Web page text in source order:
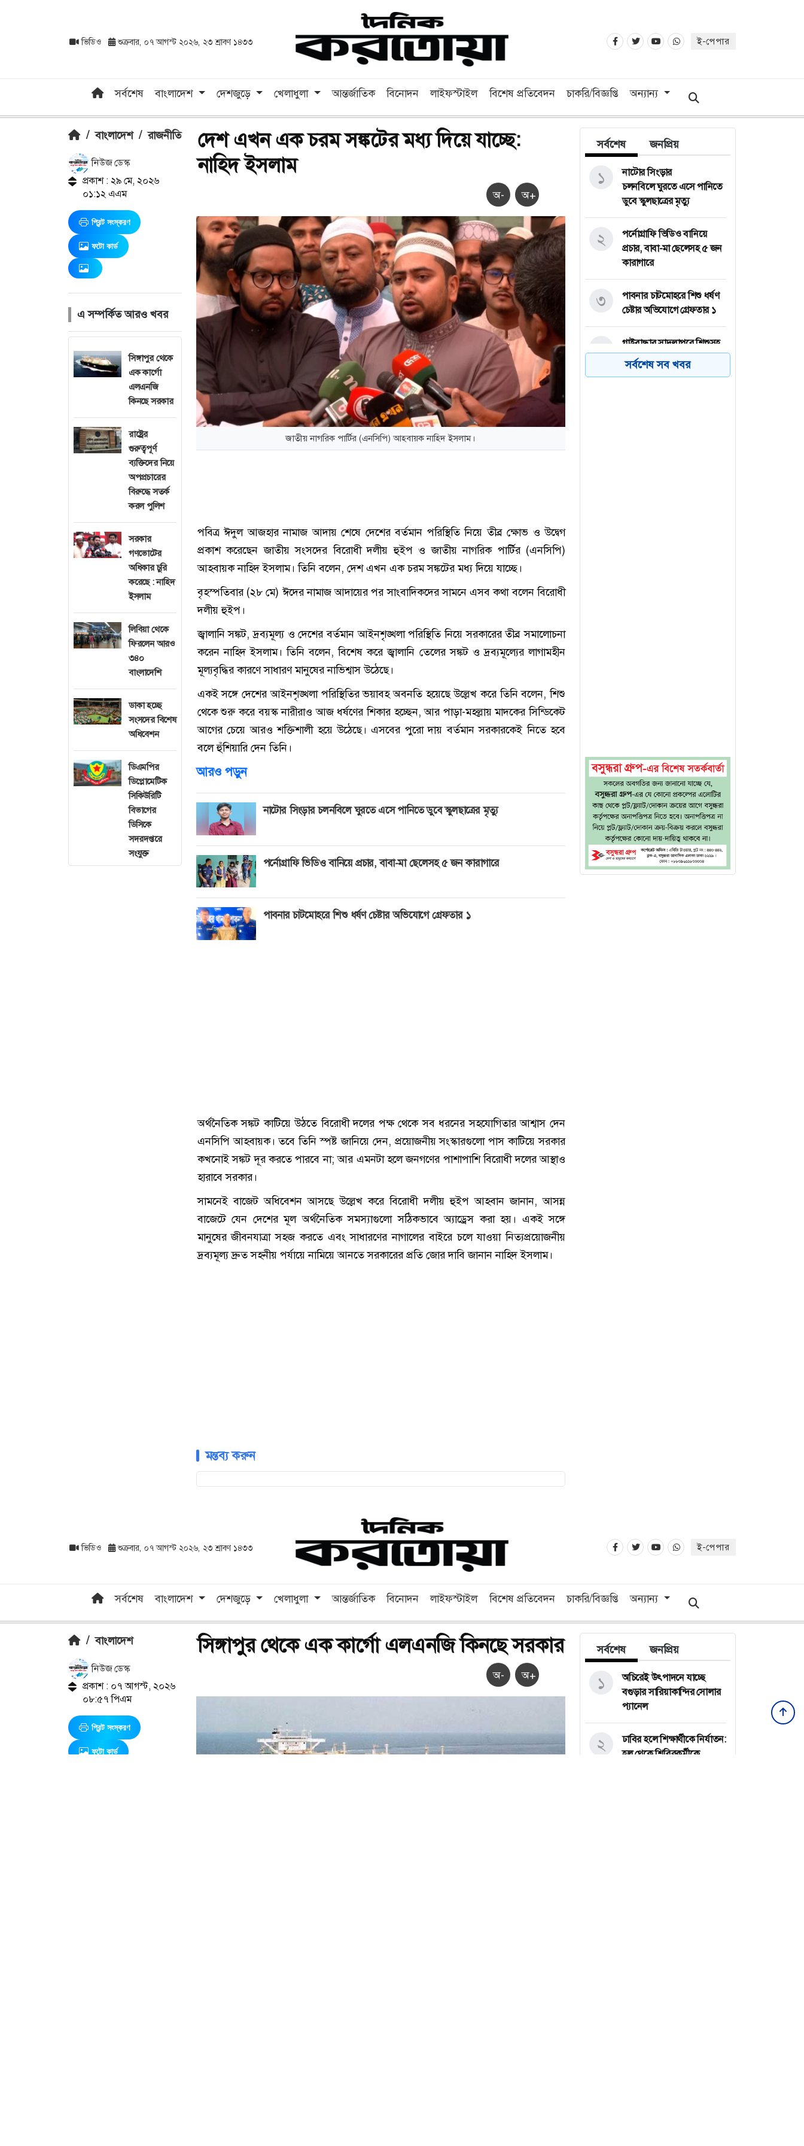
ভিডিও শুক্রবার, ০৭ আগস্ট ২০২৬, ২৩ শ্রাবণ ১৪৩৩ ই-পেপার
সর্বশেষ বাংলাদেশ দেশজুড়ে খেলাধুলা আন্তর্জাতিক বিনোদন লাইফস্টাইল বিশেষ প্রতিবেদন চাকরি/বিজ্ঞপ্তি অন্যান্য
/ বাংলাদেশ / রাজনীতি
নিউজ ডেস্ক
প্রকাশ : ২৯ মে, ২০২৬
০১:১২ এএম
প্রিন্ট সংস্করণ
ফটো কার্ড
এ সম্পর্কিত আরও খবর
সিঙ্গাপুর থেকে
এক কার্গো
এলএনজি
কিনছে সরকার
রাষ্ট্রের
গুরুত্বপূর্ণ
ব্যক্তিদের নিয়ে
অপপ্রচারের
বিরুদ্ধে সতর্ক
করল পুলিশ
সরকার
গণভোটের
অধিকার চুরি
করেছে : নাহিদ
ইসলাম
লিবিয়া থেকে
ফিরলেন আরও
৩৪০
বাংলাদেশি
ডাকা হচ্ছে
সংসদের বিশেষ
অধিবেশন
ডিএমপির
ডিপ্লোমেটিক
সিকিউরিটি
বিভাগের
ডিসিকে
সদরদপ্তরে
সংযুক্ত
দেশ এখন এক চরম সঙ্কটের মধ্য দিয়ে যাচ্ছে:
নাহিদ ইসলাম
অ- অ+
জাতীয় নাগরিক পার্টির (এনসিপি) আহবায়ক নাহিদ ইসলাম।
পবিত্র ঈদুল আজহার নামাজ আদায় শেষে দেশের বর্তমান পরিস্থিতি নিয়ে তীব্র ক্ষোভ ও উদ্বেগ
প্রকাশ করেছেন জাতীয় সংসদের বিরোধী দলীয় হুইপ ও জাতীয় নাগরিক পার্টির (এনসিপি)
আহবায়ক নাহিদ ইসলাম। তিনি বলেন, দেশ এখন এক চরম সঙ্কটের মধ্য দিয়ে যাচ্ছে।
বৃহস্পতিবার (২৮ মে) ঈদের নামাজ আদায়ের পর সাংবাদিকদের সামনে এসব কথা বলেন বিরোধী
দলীয় হুইপ।
জ্বালানি সঙ্কট, দ্রব্যমূল্য ও দেশের বর্তমান আইনশৃঙ্খলা পরিস্থিতি নিয়ে সরকারের তীব্র সমালোচনা
করেন নাহিদ ইসলাম। তিনি বলেন, বিশেষ করে জ্বালানি তেলের সঙ্কট ও দ্রব্যমূল্যের লাগামহীন
মূল্যবৃদ্ধির কারণে সাধারণ মানুষের নাভিশ্বাস উঠেছে।
একই সঙ্গে দেশের আইনশৃঙ্খলা পরিস্থিতির ভয়াবহ অবনতি হয়েছে উল্লেখ করে তিনি বলেন, শিশু
থেকে শুরু করে বয়স্ক নারীরাও আজ ধর্ষণের শিকার হচ্ছেন, আর পাড়া-মহল্লায় মাদকের সিন্ডিকেট
আগের চেয়ে আরও শক্তিশালী হয়ে উঠেছে। এসবের পুরো দায় বর্তমান সরকারকেই নিতে হবে
বলে হুঁশিয়ারি দেন তিনি।
আরও পড়ুন
নাটোর সিংড়ার চলনবিলে ঘুরতে এসে পানিতে ডুবে স্কুলছাত্রের মৃত্যু
পর্নোগ্রাফি ভিডিও বানিয়ে প্রচার, বাবা-মা ছেলেসহ ৫ জন কারাগারে
পাবনার চাটমোহরে শিশু ধর্ষণ চেষ্টার অভিযোগে গ্রেফতার ১
অর্থনৈতিক সঙ্কট কাটিয়ে উঠতে বিরোধী দলের পক্ষ থেকে সব ধরনের সহযোগিতার আশ্বাস দেন
এনসিপি আহবায়ক। তবে তিনি স্পষ্ট জানিয়ে দেন, প্রয়োজনীয় সংস্কারগুলো পাস কাটিয়ে সরকার
কখনোই সঙ্কট দূর করতে পারবে না; আর এমনটা হলে জনগণের পাশাপাশি বিরোধী দলের আস্থাও
হারাবে সরকার।
সামনেই বাজেট অধিবেশন আসছে উল্লেখ করে বিরোধী দলীয় হুইপ আহবান জানান, আসন্ন
বাজেটে যেন দেশের মূল অর্থনৈতিক সমস্যাগুলো সঠিকভাবে অ্যাড্রেস করা হয়। একই সঙ্গে
মানুষের জীবনযাত্রা সহজ করতে এবং সাধারণের নাগালের বাইরে চলে যাওয়া নিত্যপ্রয়োজনীয়
দ্রব্যমূল্য দ্রুত সহনীয় পর্যায়ে নামিয়ে আনতে সরকারের প্রতি জোর দাবি জানান নাহিদ ইসলাম।
মন্তব্য করুন
সর্বশেষ জনপ্রিয়
নাটোর সিংড়ার
চলনবিলে ঘুরতে এসে পানিতে
ডুবে স্কুলছাত্রের মৃত্যু
১
পর্নোগ্রাফি ভিডিও বানিয়ে
প্রচার, বাবা-মা ছেলেসহ ৫ জন
কারাগারে
২
পাবনার চাটমোহরে শিশু ধর্ষণ
চেষ্টার অভিযোগে গ্রেফতার ১
৩
গাইবান্ধার সাদুল্লাপুরে শিশুসহ
দুই জনের মরদেহ উদ্ধার
৪
সর্বশেষ সব খবর
ভিডিও শুক্রবার, ০৭ আগস্ট ২০২৬, ২৩ শ্রাবণ ১৪৩৩ ই-পেপার
সর্বশেষ বাংলাদেশ দেশজুড়ে খেলাধুলা আন্তর্জাতিক বিনোদন লাইফস্টাইল বিশেষ প্রতিবেদন চাকরি/বিজ্ঞপ্তি অন্যান্য
/ বাংলাদেশ
নিউজ ডেস্ক
প্রকাশ : ০৭ আগস্ট, ২০২৬
০৮:৫৭ পিএম
প্রিন্ট সংস্করণ
ফটো কার্ড
সিঙ্গাপুর থেকে এক কার্গো এলএনজি কিনছে সরকার
অ- অ+
সর্বশেষ জনপ্রিয়
অচিরেই উৎপাদনে যাচ্ছে
বগুড়ার সারিয়াকান্দির সোলার
প্যানেল
১
ঢাবির হলে শিক্ষার্থীকে নির্যাতন:
হল থেকে শিবিরকর্মীকে
২